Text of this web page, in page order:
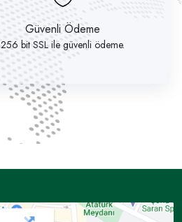
Güvenli Ödeme
256 bit SSL ile güvenli ödeme.